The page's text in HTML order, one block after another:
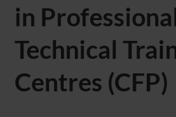
in
Technical
Centres (CFP)